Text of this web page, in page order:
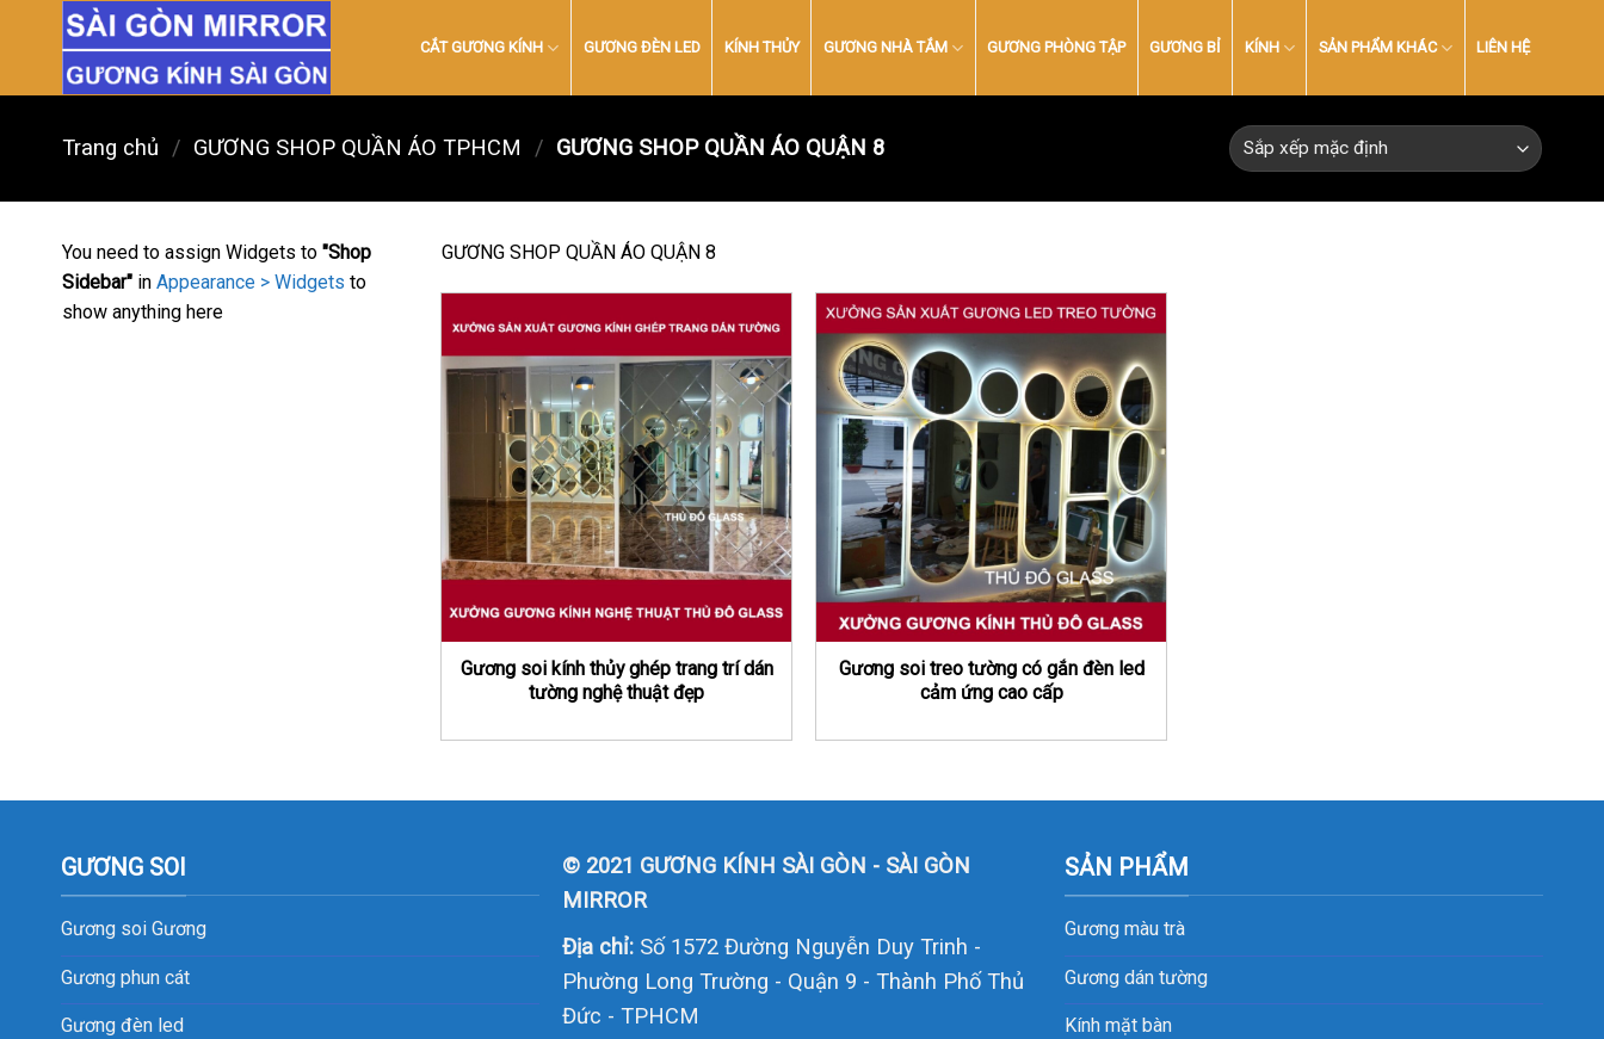
CẮT GƯƠNG KÍNH GƯƠNG ĐÈN LED KÍNH THỦY GƯƠNG NHÀ TẮM GƯƠNG PHÒNG TẬP GƯƠNG BỈ KÍNH SẢN PHẨM KHÁC LIÊN HỆ
Trang chủ / GƯƠNG SHOP QUẦN ÁO TPHCM / GƯƠNG SHOP QUẦN ÁO QUẬN 8
You need to assign Widgets to "Shop
Sidebar" in Appearance > Widgets to
show anything here
GƯƠNG SHOP QUẦN ÁO QUẬN 8
Gương soi kính thủy ghép trang trí dán
tường nghệ thuật đẹp
Gương soi treo tường có gắn đèn led
cảm ứng cao cấp
GƯƠNG SOI
Gương soi Gương
Gương phun cát
Gương đèn led
© 2021 GƯƠNG KÍNH SÀI GÒN - SÀI GÒN
MIRROR
Địa chỉ: Số 1572 Đường Nguyễn Duy Trinh -
Phường Long Trường - Quận 9 - Thành Phố Thủ
Đức - TPHCM
SẢN PHẨM
Gương màu trà
Gương dán tường
Kính mặt bàn